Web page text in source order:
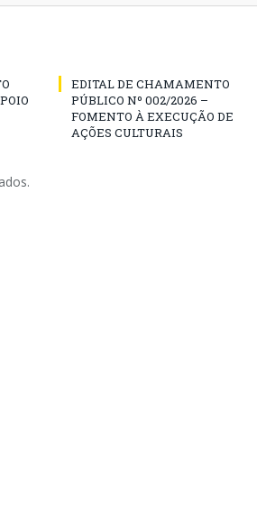
EDITAL DE CHAMAMENTO
PÚBLICO Nº 002/2026 –
FOMENTO À EXECUÇÃO DE
AÇÕES CULTURAIS